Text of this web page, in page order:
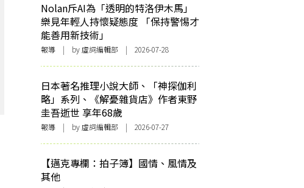
Nolan斥AI為「透明的特洛伊木馬」
樂見年輕人持懷疑態度 「保持警惕才
能善用新技術」
報導 | by 虛詞編輯部 | 2026-07-28
日本著名推理小說大師、「神探伽利
略」系列、《解憂雜貨店》作者東野
圭吾逝世 享年68歲
報導 | by 虛詞編輯部 | 2026-07-27
【邁克專欄：拍子簿】國情、風情及
其他